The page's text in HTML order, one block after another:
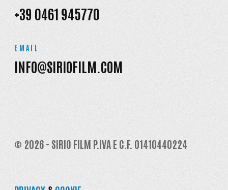
+39 0461 945770
EMAIL
INFO@SIRIOFILM.COM
© 2026 - SIRIO FILM P.IVA E C.F. 01410440224